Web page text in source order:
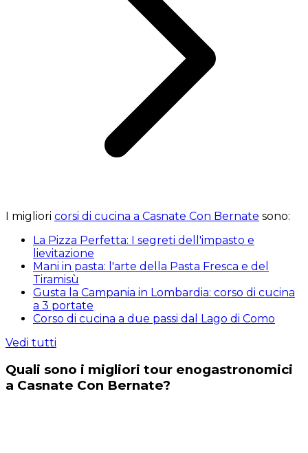
I migliori corsi di cucina a Casnate Con Bernate sono:
La Pizza Perfetta: I segreti dell'impasto e
lievitazione
Mani in pasta: l'arte della Pasta Fresca e del
Tiramisù
Gusta la Campania in Lombardia: corso di cucina
a 3 portate
Corso di cucina a due passi dal Lago di Como
Vedi tutti
Quali sono i migliori tour enogastronomici
a Casnate Con Bernate?